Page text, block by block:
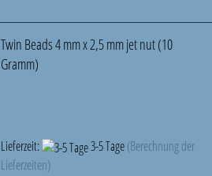
Twin Beads 4 mm x 2,5 mm jet nut (10
Gramm)
Lieferzeit: 3-5 Tage(Berechnung der
Lieferzeiten)